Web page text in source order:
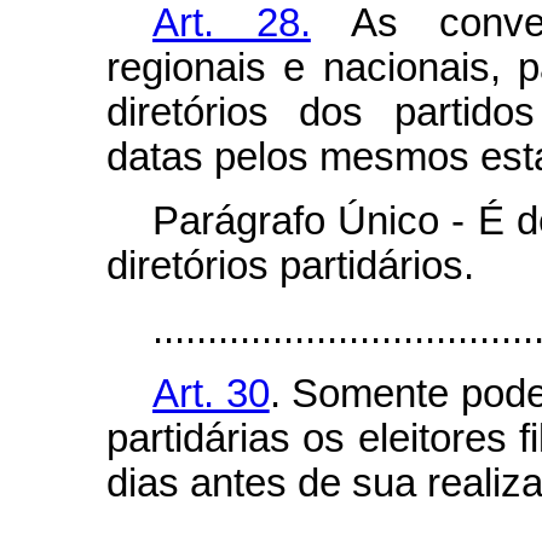
Art. 28. As
regionais e nacionais,
diretórios dos
datas pelos mesmos
Parágrafo Único - É
diretórios partidários.
Art. 30. Somente
partidárias os eleitores
dias antes de sua